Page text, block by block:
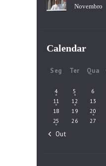
Novembro
Calendar
Seg Ter Qua
4
5 6
11
12 13
18
19 20
25
26 27
« Out